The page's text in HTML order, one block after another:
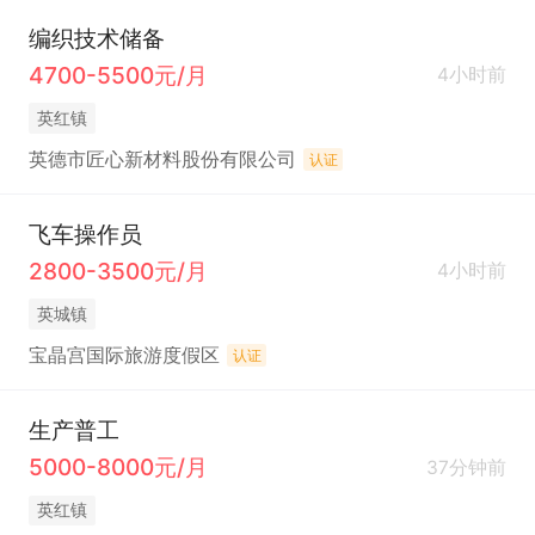
编织技术储备
4700-5500元/月
4小时前
英红镇
英德市匠心新材料股份有限公司 认证
飞车操作员
2800-3500元/月
4小时前
英城镇
宝晶宫国际旅游度假区 认证
生产普工
5000-8000元/月
37分钟前
英红镇